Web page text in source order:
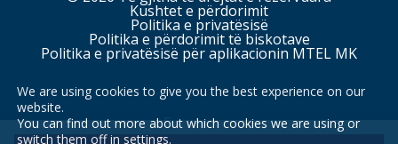
Kushtet e përdorimit
Politika e privatësisë
Politika e përdorimit të biskotave
Politika e privatësisë për aplikacionin MTEL MK
Faqet tona
We are using cookies to give you the best experience on our
website.
You can find out more about which cookies we are using or
switch them off in settings.